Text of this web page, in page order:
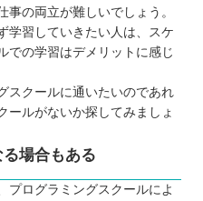
の両立が難しいでしょう。
学習していきたい人は、スケ
での学習はデメリットに感じ
スクールに通いたいのであれ
ールがないか探してみましょ
場合もある
プログラミングスクールによ